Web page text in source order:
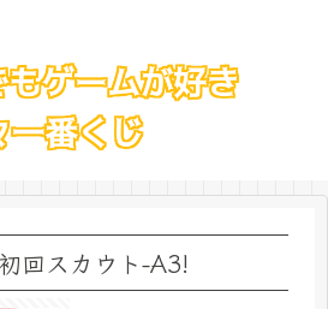
回スカウト-A3!